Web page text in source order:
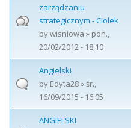
zarządzaniu
strategicznym - Ciołek
bywisniowa » pon.,
20/02/2012 - 18:10
Angielski
by Edyta28» śr.,
16/09/2015 - 16:05
ANGIELSKI